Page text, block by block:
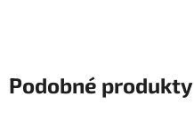
Podobné produkty